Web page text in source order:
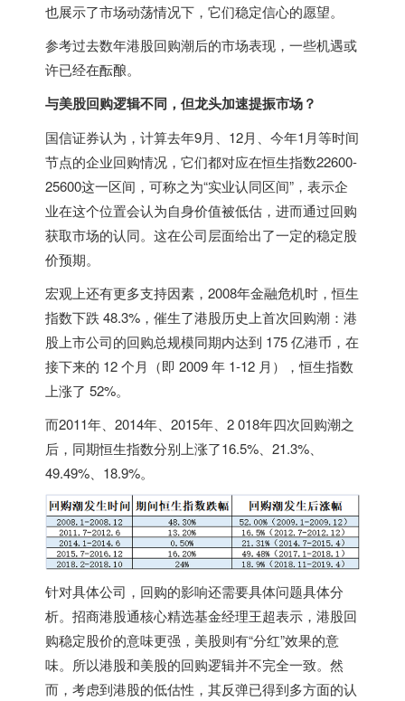
也展示了市场动荡情况下，它们稳定信心的愿望。
参考过去数年港股回购潮后的市场表现，一些机遇或
许已经在酝酿。
与美股回购逻辑不同，但龙头加速提振市场？
国信证券认为，计算去年9月、12月、今年1月等时间
节点的企业回购情况，它们都对应在恒生指数22600-
25600这一区间，可称之为“实业认同区间”，表示企
业在这个位置会认为自身价值被低估，进而通过回购
获取市场的认同。这在公司层面给出了一定的稳定股
价预期。
宏观上还有更多支持因素，2008年金融危机时，恒生
指数下跌 48.3%，催生了港股历史上首次回购潮：港
股上市公司的回购总规模同期内达到 175 亿港币，在
接下来的 12 个月（即 2009 年 1-12 月），恒生指数
上涨了 52%。
而2011年、2014年、2015年、2 018年四次回购潮之
后，同期恒生指数分别上涨了16.5%、21.3%、
49.49%、18.9%。
针对具体公司，回购的影响还需要具体问题具体分
析。招商港股通核心精选基金经理王超表示，港股回
购稳定股价的意味更强，美股则有“分红”效果的意
味。所以港股和美股的回购逻辑并不完全一致。然
而，考虑到港股的低估性，其反弹已得到多方面的认